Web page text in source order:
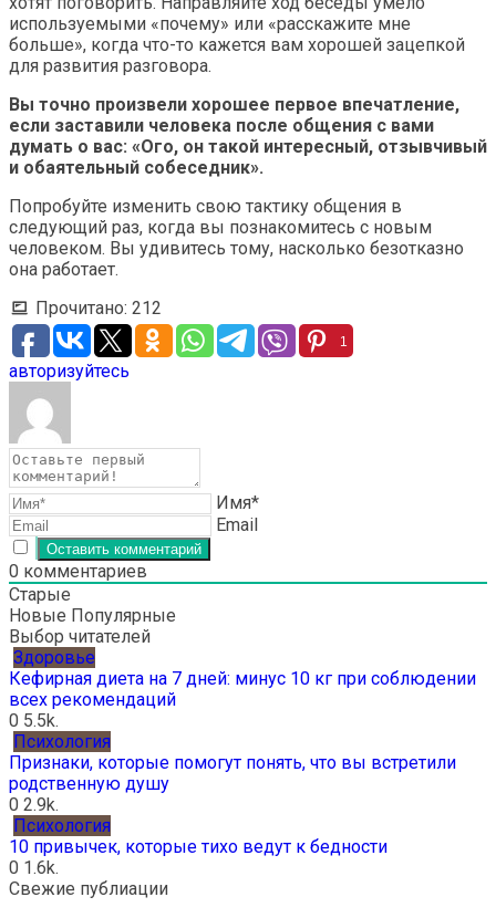
используемыми «почему» или «расскажите мне
больше», когда что-то кажется вам хорошей зацепкой
для развития разговора.
Вы точно произвели хорошее первое впечатление,
если заставили человека после общения с вами
думать о вас: «Ого, он такой интересный, отзывчивый
и обаятельный собеседник».
Попробуйте изменить свою тактику общения в
следующий раз, когда вы познакомитесь с новым
человеком. Вы удивитесь тому, насколько безотказно
она работает.
Прочитано: 212
1
авторизуйтесь
Имя*
Email
0 комментариев
Старые
Новые Популярные
Выбор читателей
Здоровье
Кефирная диета на 7 дней: минус 10 кг при соблюдении
всех рекомендаций
0 5.5k.
Психология
Признаки, которые помогут понять, что вы встретили
родственную душу
0 2.9k.
Психология
10 привычек, которые тихо ведут к бедности
0 1.6k.
Свежие публиации